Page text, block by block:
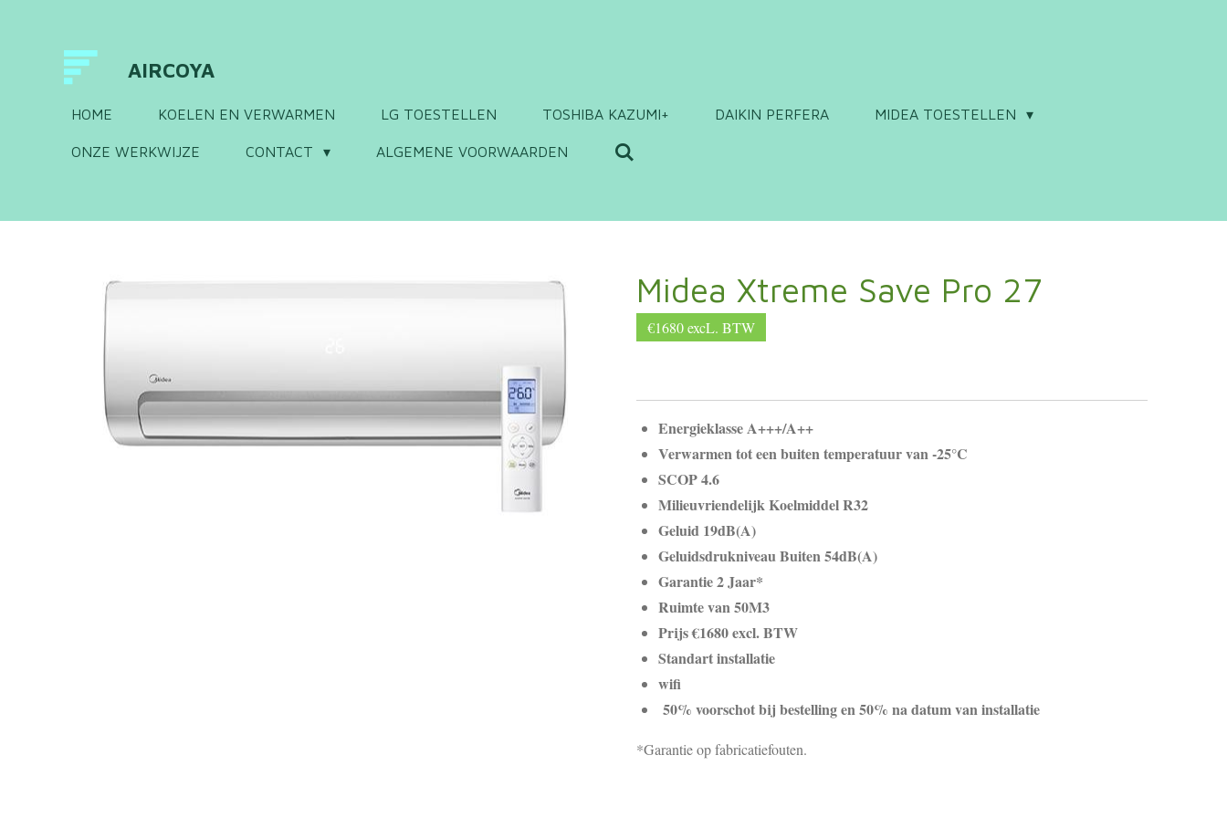
hoofdinhoud
AIRCOYA
HOME KOELEN EN VERWARMEN LG TOESTELLEN TOSHIBA KAZUMI+ DAIKIN PERFERA MIDEA TOESTELLEN
ONZE WERKWIJZE CONTACT ALGEMENE VOORWAARDEN
Midea Xtreme Save Pro 27
€1680 excL. BTW
Energieklasse A+++/A++
Verwarmen tot een buiten temperatuur van -25°C
SCOP 4.6
Milieuvriendelijk Koelmiddel R32
Geluid 19dB(A)
Geluidsdrukniveau Buiten 54dB(A)
Garantie 2 Jaar*
Ruimte van 50M3
Prijs €1680 excl. BTW
Standart installatie
wifi
50% voorschot bij bestelling en 50% na datum van installatie
*Garantie op fabricatiefouten.